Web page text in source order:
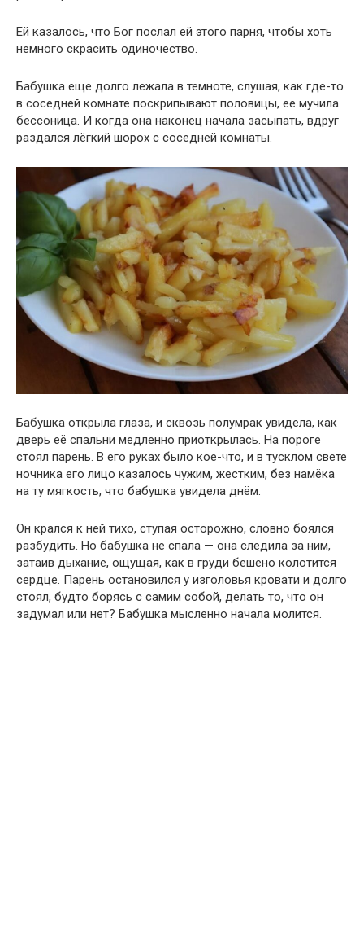
Ей казалось, что Бог послал ей этого парня, чтобы хоть
немного скрасить одиночество.
Бабушка еще долго лежала в темноте, слушая, как где-то
в соседней комнате поскрипывают половицы, ее мучила
бессоница. И когда она наконец начала засыпать, вдруг
раздался лёгкий шорох с соседней комнаты.
Бабушка открыла глаза, и сквозь полумрак увидела, как
дверь её спальни медленно приоткрылась. На пороге
стоял парень. В его руках было кое-что, и в тусклом свете
ночника его лицо казалось чужим, жестким, без намёка
на ту мягкость, что бабушка увидела днём.
Он крался к ней тихо, ступая осторожно, словно боялся
разбудить. Но бабушка не спала — она следила за ним,
затаив дыхание, ощущая, как в груди бешено колотится
сердце. Парень остановился у изголовья кровати и долго
стоял, будто борясь с самим собой, делать то, что он
задумал или нет? Бабушка мысленно начала молится.